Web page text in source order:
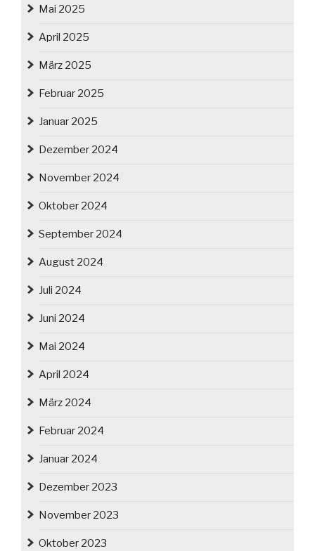
Mai 2025
April 2025
März 2025
Februar 2025
Januar 2025
Dezember 2024
November 2024
Oktober 2024
September 2024
August 2024
Juli 2024
Juni 2024
Mai 2024
April 2024
März 2024
Februar 2024
Januar 2024
Dezember 2023
November 2023
Oktober 2023